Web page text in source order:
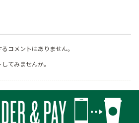
コメントはありません。
てみませんか。